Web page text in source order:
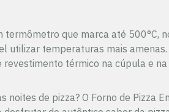
termômetro que marca até
utilizar temperaturas mais
térmico na cúpula e na
de pizza? O Forno de Pizza